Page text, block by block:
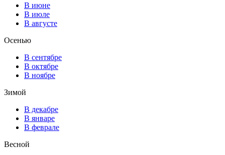
В июне
В июле
В августе
Осенью
В сентябре
В октябре
В ноябре
Зимой
В декабре
В январе
В феврале
Весной